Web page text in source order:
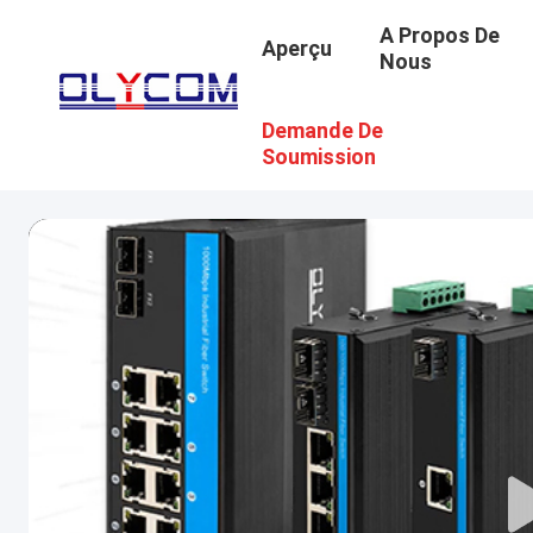
Aperçu
A Propos De
Nous
Demande De
Soumission